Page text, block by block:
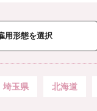
埼玉県 北海道